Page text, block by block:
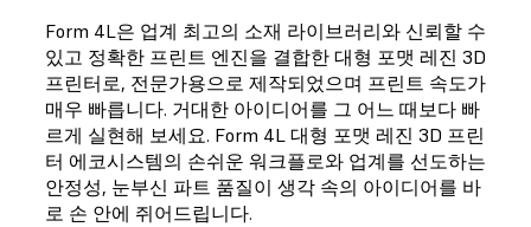
Form 4L은 업계 최고의 소재 라이브러리와 신뢰할 수
있고 정확한 프린트 엔진을 결합한 대형 포맷 레진 3D
프린터로, 전문가용으로 제작되었으며 프린트 속도가
매우 빠릅니다. 거대한 아이디어를 그 어느 때보다 빠
르게 실현해 보세요. Form 4L 대형 포맷 레진 3D 프린
터 에코시스템의 손쉬운 워크플로와 업계를 선도하는
안정성, 눈부신 파트 품질이 생각 속의 아이디어를 바
로 손 안에 쥐어드립니다.